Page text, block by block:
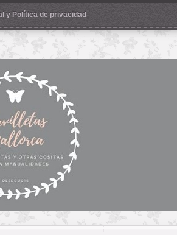
y Política de privacidad